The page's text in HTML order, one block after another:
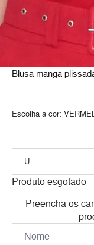
Blusa manga
Escolha a cor:
Produto esgotado
Preencha os